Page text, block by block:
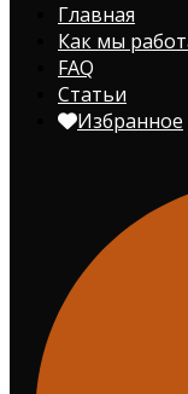
Главная
Как мы
FAQ
Статьи
Избранное